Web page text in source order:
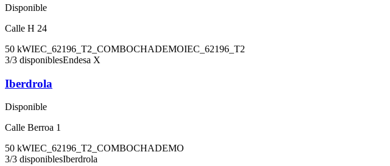
Disponible
Calle H 24
50 kWIEC_62196_T2_COMBOCHADEMOIEC_62196_T2
3/3 disponiblesEndesa X
Iberdrola
Disponible
Calle Berroa 1
50 kWIEC_62196_T2_COMBOCHADEMO
3/3 disponiblesIberdrola